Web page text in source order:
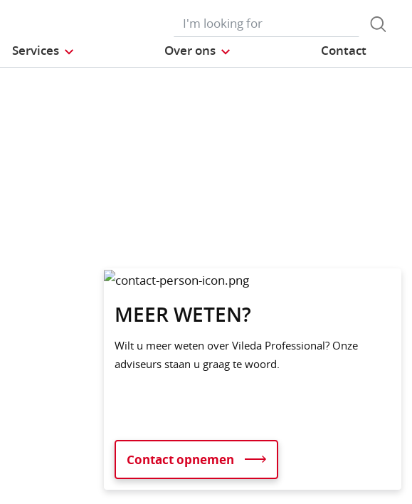
Services Over ons Contact
MEER WETEN?
Wilt u meer weten over Vileda Professional? Onze
adviseurs staan u graag te woord.
Contact opnemen